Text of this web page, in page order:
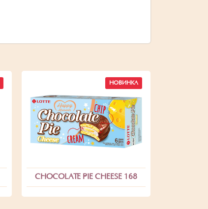
НОВИНКА
CHOCOLATE PIE CHEESE 168